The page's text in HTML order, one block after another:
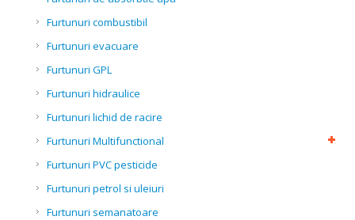
Furtunuri combustibil
Furtunuri evacuare
Furtunuri GPL
Furtunuri hidraulice
Furtunuri lichid de racire
Furtunuri Multifunctional
Furtunuri PVC pesticide
Furtunuri petrol si uleiuri
Furtunuri semanatoare